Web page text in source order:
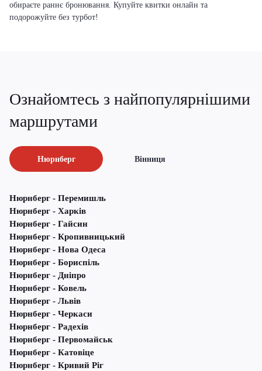
обираєте раннє бронювання. Купуйте квитки онлайн та
подорожуйте без турбот!
Ознайомтесь з найпопулярнішими
маршрутами
Нюрнберг Вінниця
Нюрнберг - Перемишль
Нюрнберг - Харків
Нюрнберг - Гайсин
Нюрнберг - Кропивницький
Нюрнберг - Нова Одеса
Нюрнберг - Бориспіль
Нюрнберг - Дніпро
Нюрнберг - Ковель
Нюрнберг - Львів
Нюрнберг - Черкаси
Нюрнберг - Радехів
Нюрнберг - Первомайськ
Нюрнберг - Катовіце
Нюрнберг - Кривий Ріг